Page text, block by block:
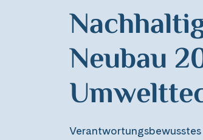
Neubau